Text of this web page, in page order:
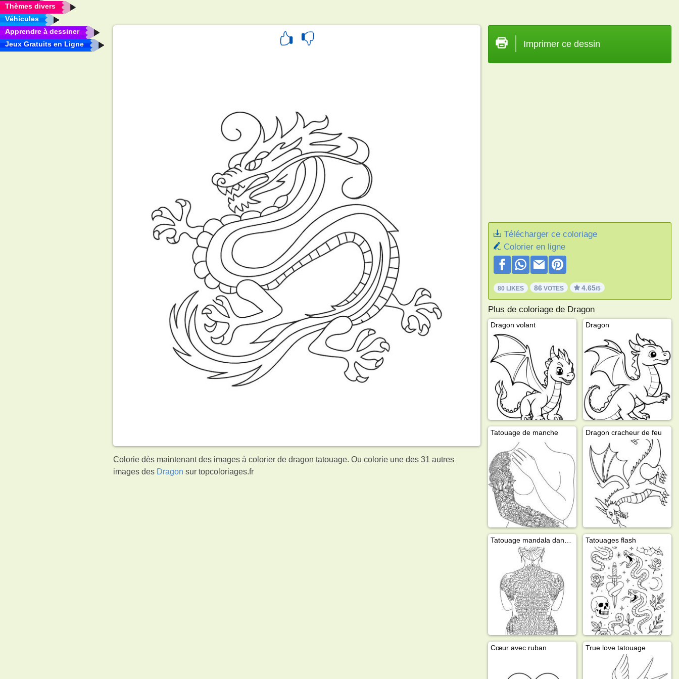
Thèmes divers
Véhicules
Apprendre à dessiner
Jeux Gratuits en Ligne
Colorie dès maintenant des images à colorier de dragon tatouage. Ou colorie une des 31 autres
images des Dragon sur topcoloriages.fr
Imprimer ce dessin
Télécharger ce coloriage
Colorier en ligne
80 LIKES 86VOTES 4.65/5
Plus de coloriage de Dragon
Dragon volant Dragon
Tatouage de manche Dragon cracheur de feu
Tatouages flash
Cœur avec ruban True love tatouage